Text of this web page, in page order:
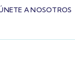
A NOSOTROS